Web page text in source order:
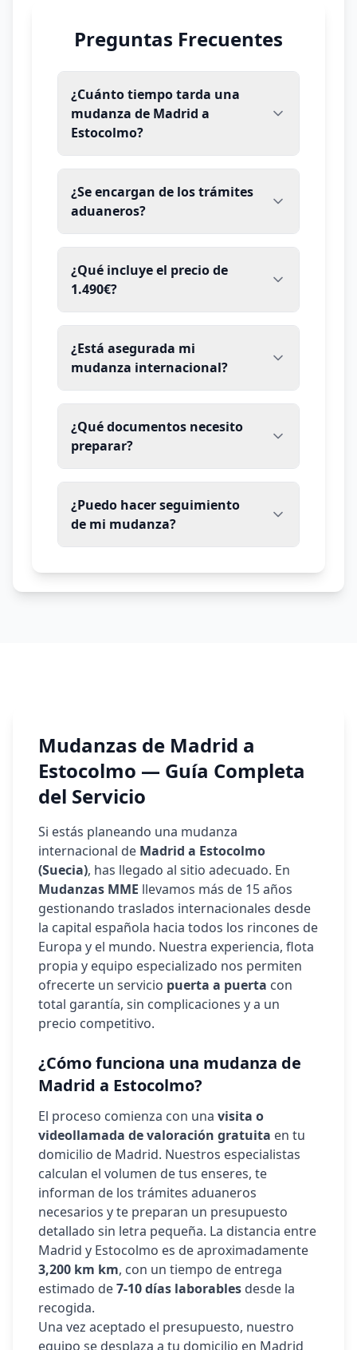
Preguntas Frecuentes
¿Cuánto tiempo tarda una
mudanza de Madrid a
Estocolmo?
¿Se encargan de los trámites
aduaneros?
¿Qué incluye el precio de
1.490€?
¿Está asegurada mi
mudanza internacional?
¿Qué documentos necesito
preparar?
¿Puedo hacer seguimiento
de mi mudanza?
Mudanzas de Madrid a
Estocolmo — Guía Completa
del Servicio
Si estás planeando una mudanza
internacional de Madrid a Estocolmo
(Suecia), has llegado al sitio adecuado. En
Mudanzas MME llevamos más de 15 años
gestionando traslados internacionales desde
la capital española hacia todos los rincones de
Europa y el mundo. Nuestra experiencia, flota
propia y equipo especializado nos permiten
ofrecerte un servicio puerta a puerta con
total garantía, sin complicaciones y a un
precio competitivo.
¿Cómo funciona una mudanza de
Madrid a Estocolmo?
El proceso comienza con una visita o
videollamada de valoración gratuita en tu
domicilio de Madrid. Nuestros especialistas
calculan el volumen de tus enseres, te
informan de los trámites aduaneros
necesarios y te preparan un presupuesto
detallado sin letra pequeña. La distancia entre
Madrid y Estocolmo es de aproximadamente
3,200 km km, con un tiempo de entrega
estimado de7-10 días laborables desde la
recogida.
Una vez aceptado el presupuesto, nuestro
equipo se desplaza a tu domicilio en Madrid